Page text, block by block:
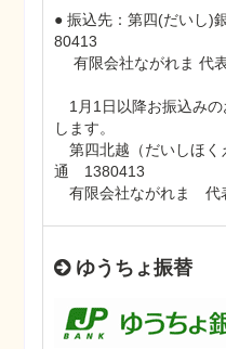
● 振込先：第四(だいし)
80413
有限会社ながれま 代
1月1日以降お振込みの
します。
第四北越（だいしほ
通 1380413
有限会社ながれま 代
ゆうちょ振替